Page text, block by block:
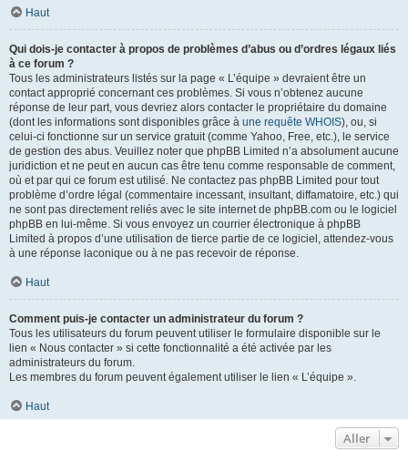
Haut
Qui dois-je contacter à propos de problèmes d’abus ou d’ordres légaux liés
à ce forum ?
Tous les administrateurs listés sur la page « L’équipe » devraient être un
contact approprié concernant ces problèmes. Si vous n’obtenez aucune
réponse de leur part, vous devriez alors contacter le propriétaire du domaine
(dont les informations sont disponibles grâce à une requête WHOIS), ou, si
celui-ci fonctionne sur un service gratuit (comme Yahoo, Free, etc.), le service
de gestion des abus. Veuillez noter que phpBB Limited n’a absolument aucune
juridiction et ne peut en aucun cas être tenu comme responsable de comment,
où et par qui ce forum est utilisé. Ne contactez pas phpBB Limited pour tout
problème d’ordre légal (commentaire incessant, insultant, diffamatoire, etc.) qui
ne sont pas directement reliés avec le site internet de phpBB.com ou le logiciel
phpBB en lui-même. Si vous envoyez un courrier électronique à phpBB
Limited à propos d’une utilisation de tierce partie de ce logiciel, attendez-vous
à une réponse laconique ou à ne pas recevoir de réponse.
Haut
Comment puis-je contacter un administrateur du forum ?
Tous les utilisateurs du forum peuvent utiliser le formulaire disponible sur le
lien « Nous contacter » si cette fonctionnalité a été activée par les
administrateurs du forum.
Les membres du forum peuvent également utiliser le lien « L’équipe ».
Haut
Aller